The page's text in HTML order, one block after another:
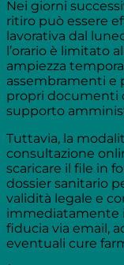
Nei giorni
ritiro può essere
lavorativa dal
l’orario è limitato
ampiezza
assembramenti e
propri documenti
supporto
Tuttavia, la
consultazione
scaricare il file in
dossier sanitario
validità legale e
immediatamente
fiducia via email,
eventuali cure